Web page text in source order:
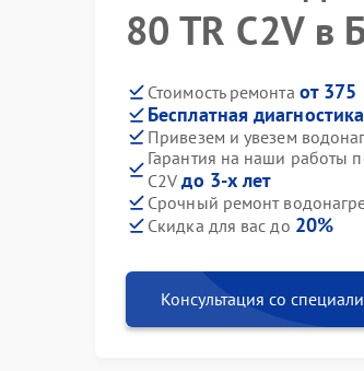
80 TR C2V в
Стоимость ремонта от 375
Бесплатная диагностика
Привезем и увезем
Гарантия на наши работы
C2Vдо 3-х лет
Срочный ремонт
Скидка для вас до 20%
Консультация со